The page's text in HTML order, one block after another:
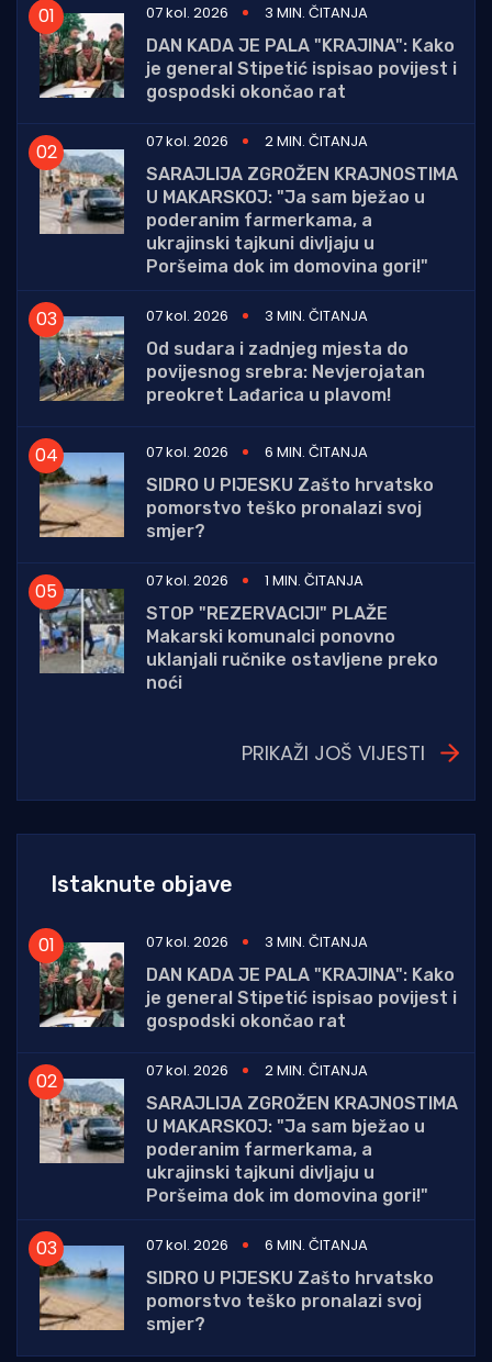
07 kol. 2026
3 MIN. ČITANJA
DAN KADA JE PALA "KRAJINA": Kako
je general Stipetić ispisao povijest i
gospodski okončao rat
07 kol. 2026
2 MIN. ČITANJA
SARAJLIJA ZGROŽEN KRAJNOSTIMA
U MAKARSKOJ: "Ja sam bježao u
poderanim farmerkama, a
ukrajinski tajkuni divljaju u
Poršeima dok im domovina gori!"
07 kol. 2026
3 MIN. ČITANJA
Od sudara i zadnjeg mjesta do
povijesnog srebra: Nevjerojatan
preokret Lađarica u plavom!
07 kol. 2026
6 MIN. ČITANJA
SIDRO U PIJESKU Zašto hrvatsko
pomorstvo teško pronalazi svoj
smjer?
07 kol. 2026
1 MIN. ČITANJA
STOP "REZERVACIJI" PLAŽE
Makarski komunalci ponovno
uklanjali ručnike ostavljene preko
noći
PRIKAŽI JOŠ VIJESTI
Istaknute objave
07 kol. 2026
3 MIN. ČITANJA
DAN KADA JE PALA "KRAJINA": Kako
je general Stipetić ispisao povijest i
gospodski okončao rat
07 kol. 2026
2 MIN. ČITANJA
SARAJLIJA ZGROŽEN KRAJNOSTIMA
U MAKARSKOJ: "Ja sam bježao u
poderanim farmerkama, a
ukrajinski tajkuni divljaju u
Poršeima dok im domovina gori!"
07 kol. 2026
6 MIN. ČITANJA
SIDRO U PIJESKU Zašto hrvatsko
pomorstvo teško pronalazi svoj
smjer?